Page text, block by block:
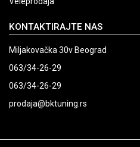
KONTAKTIRAJTE NAS
Miljakovačka 30v Beograd
063/34-26-29
063/34-26-29
prodaja@bktuning.rs